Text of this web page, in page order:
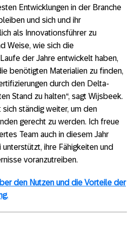
Entwicklungen in der Branche
und sich und ihr
als Innovationsführer zu
Weise, wie sich die
der Jahre entwickelt haben,
benötigten Materialien zu finden,
durch den Delta-
Stand zu halten“, sagt Wijsbeek.
ständig weiter, um den
gerecht zu werden. Ich freue
Team auch in diesem Jahr
ihre Fähigkeiten und
voranzutreiben.
den Nutzen und die Vorteile der